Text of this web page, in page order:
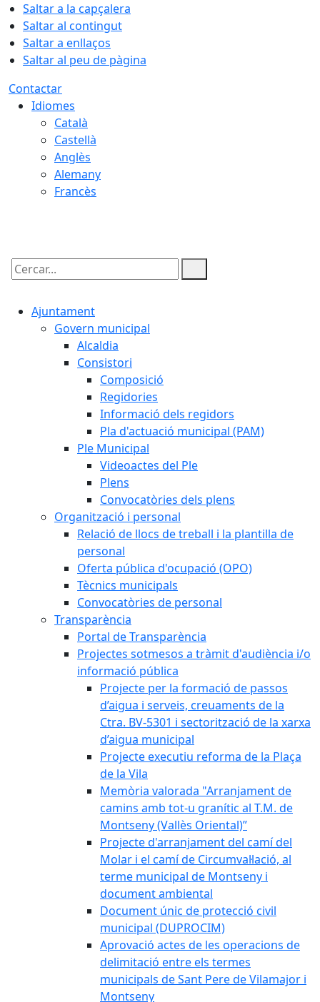
Saltar a la capçalera
Saltar al contingut
Saltar a enllaços
Saltar al peu de pàgina
Contactar
Idiomes
Català
Castellà
Anglès
Alemany
Francès
Cercar:
Ajuntament
Govern municipal
Alcaldia
Consistori
Composició
Regidories
Informació dels regidors
Pla d'actuació municipal (PAM)
Ple Municipal
Videoactes del Ple
Plens
Convocatòries dels plens
Organització i personal
Relació de llocs de treball i la plantilla de
personal
Oferta pública d'ocupació (OPO)
Tècnics municipals
Convocatòries de personal
Transparència
Portal de Transparència
Projectes sotmesos a tràmit d'audiència i/o
informació pública
Projecte per la formació de passos
d’aigua i serveis, creuaments de la
Ctra. BV-5301 i sectorització de la xarxa
d’aigua municipal
Projecte executiu reforma de la Plaça
de la Vila
Memòria valorada "Arranjament de
camins amb tot-u granític al T.M. de
Montseny (Vallès Oriental)”
Projecte d'arranjament del camí del
Molar i el camí de Circumval·lació, al
terme municipal de Montseny i
document ambiental
Document únic de protecció civil
municipal (DUPROCIM)
Aprovació actes de les operacions de
delimitació entre els termes
municipals de Sant Pere de Vilamajor i
Montseny